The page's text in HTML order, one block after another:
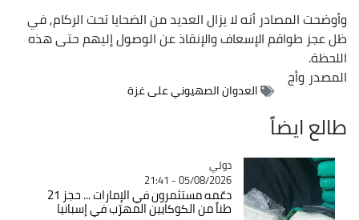
وأوضحت المصادر أنه لا يزال العديد من الضحايا تحت الركام, في
ظل عجز طواقم الإسعاف والإنقاذ عن الوصول إليهم حتى هذه
اللحظة.
المصدروأج
العدوان الصهيوني على غزة
طالع ايضاً
Catégorie
دولي
05/08/2026 - 21:41
دعّمه مستثمرون في الإمارات ... حجز 21
طناً من الكوكايين المهرّب في إسبانيا